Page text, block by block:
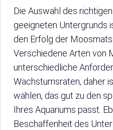
Die Auswahl des
geeigneten Untergrunds
den Erfolg der
Verschiedene Arten von
unterschiedliche
Wachstumsraten, daher
wählen, das gut zu den
Ihres Aquariums passt.
Beschaffenheit des